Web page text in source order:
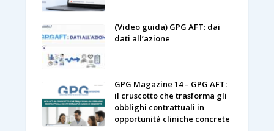
(Video guida) GPG AFT: dai
dati all’azione
GPG Magazine 14 – GPG AFT:
il cruscotto che trasforma gli
obblighi contrattuali in
opportunità cliniche concrete